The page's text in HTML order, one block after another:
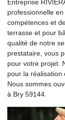
Entreprise
professionnelle
compétences et
terrasse et pour
qualité de notre
prestataire, vous
pour votre projet.
pour la réalisation
Nous sommes
à Bry 59144.